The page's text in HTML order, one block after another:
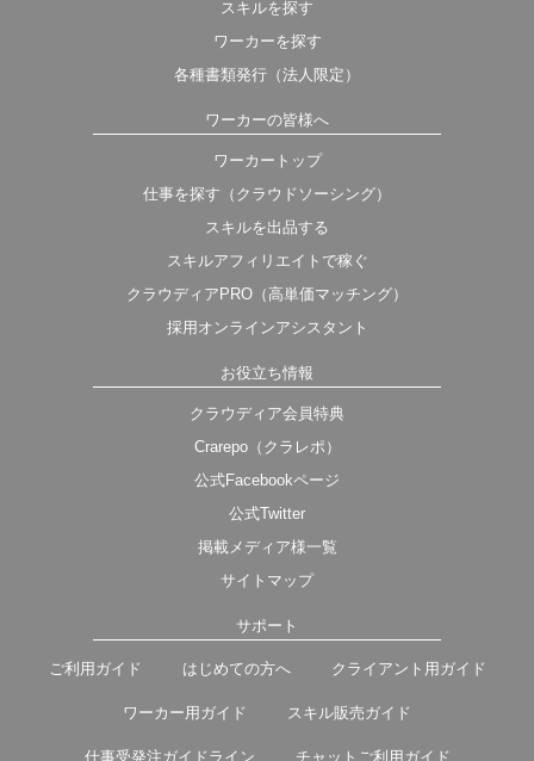
スキルを探す
ワーカーを探す
各種書類発行（法人限定）
ワーカーの皆様へ
ワーカートップ
仕事を探す（クラウドソーシング）
スキルを出品する
スキルアフィリエイトで稼ぐ
クラウディアPRO（高単価マッチング）
採用オンラインアシスタント
お役立ち情報
クラウディア会員特典
Crarepo（クラレポ）
公式Facebookページ
公式Twitter
掲載メディア様一覧
サイトマップ
サポート
ご利用ガイド はじめての方へ クライアント用ガイド
ワーカー用ガイド スキル販売ガイド
仕事受発注ガイドライン チャットご利用ガイド